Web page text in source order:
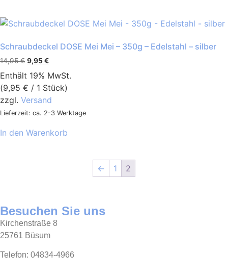
Schraubdeckel DOSE Mei Mei – 350g – Edelstahl – silber
14,95€ 9,95€
Enthält 19% MwSt.
(9,95 € / 1 Stück)
zzgl. Versand
Lieferzeit: ca. 2-3 Werktage
In den Warenkorb
← 1 2
Besuchen Sie uns
Kirchenstraße 8
25761 Büsum
Telefon: 04834-4966